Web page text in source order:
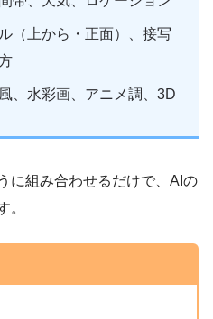
（上から・正面）、接写
、水彩画、アニメ調、3D
に組み合わせるだけで、AIの
。